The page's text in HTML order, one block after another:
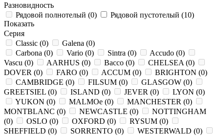
Разновидность
Рядовой полнотелый (0) Рядовой пустотелый (10)
Показать
Серия
Classic (0) Galena (0)
Carbona (0) Vario (0) Sintra (0) Accudo (0)
Vascu (0) AARHUS (0) Bacco (0) CHELSEA (0)
DOVER (0) FARO (0) ACCUM (0) BRIGHTON (0)
CAMBRIDGE (0) FILSUM (0) GLASGOW (0)
GREETSIEL (0) ISLAND (0) JEVER (0) LYON (0)
YUKON (0) MALMOe (0) MANCHESTER (0)
MONTBLANC (0) NEWCASTLE (0)
NOTTINGHAM
(0) OSLO (0) OXFORD (0) RYSUM (0)
SHEFFIELD (0) SORRENTO (0) WESTERWALD (0)